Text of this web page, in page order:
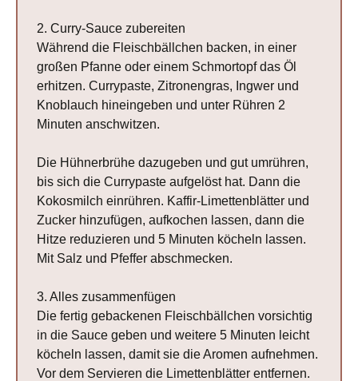
2. Curry-Sauce zubereiten
Während die Fleischbällchen backen, in einer
großen Pfanne oder einem Schmortopf das Öl
erhitzen. Currypaste, Zitronengras, Ingwer und
Knoblauch hineingeben und unter Rühren 2
Minuten anschwitzen.
Die Hühnerbrühe dazugeben und gut umrühren,
bis sich die Currypaste aufgelöst hat. Dann die
Kokosmilch einrühren. Kaffir-Limettenblätter und
Zucker hinzufügen, aufkochen lassen, dann die
Hitze reduzieren und 5 Minuten köcheln lassen.
Mit Salz und Pfeffer abschmecken.
3. Alles zusammenfügen
Die fertig gebackenen Fleischbällchen vorsichtig
in die Sauce geben und weitere 5 Minuten leicht
köcheln lassen, damit sie die Aromen aufnehmen.
Vor dem Servieren die Limettenblätter entfernen.